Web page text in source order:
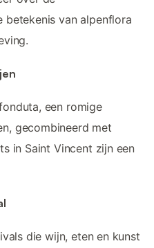
betekenis van alpenflora
een romige
gecombineerd met
in Saint Vincent zijn een
die wijn, eten en kunst